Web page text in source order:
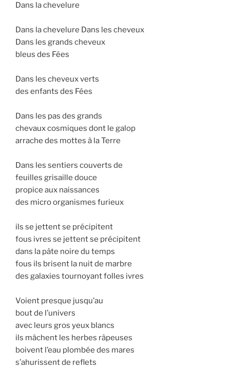
Dans la chevelure
Dans la chevelure Dans les cheveux
Dans les grands cheveux
bleus des Fées
Dans les cheveux verts
des enfants des Fées
Dans les pas des grands
chevaux cosmiques dont le galop
arrache des mottes à la Terre
Dans les sentiers couverts de
feuilles grisaille douce
propice aux naissances
des micro organismes furieux
ils se jettent se précipitent
fous ivres se jettent se précipitent
dans la pâte noire du temps
fous ils brisent la nuit de marbre
des galaxies tournoyant folles ivres
Voient presque jusqu’au
bout de l’univers
avec leurs gros yeux blancs
ils mâchent les herbes râpeuses
boivent l’eau plombée des mares
s’ahurissent de reflets